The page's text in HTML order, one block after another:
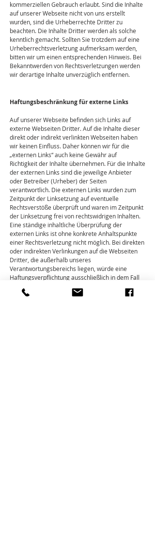
kommerziellen Gebrauch erlaubt. Sind die Inhalte
auf unserer Webseite nicht von uns erstellt
wurden, sind die Urheberrechte Dritter zu
beachten. Die Inhalte Dritter werden als solche
kenntlich gemacht. Sollten Sie trotzdem auf eine
Urheberrechtsverletzung aufmerksam werden,
bitten wir um einen entsprechenden Hinweis. Bei
Bekanntwerden von Rechtsverletzungen werden
wir derartige Inhalte unverzüglich entfernen.
Haftungsbeschränkung für externe Links
Auf unserer Webseite befinden sich Links auf
externe Webseiten Dritter. Auf die Inhalte dieser
direkt oder indirekt verlinkten Webseiten haben
wir keinen Einfluss. Daher können wir für die
„externen Links“ auch keine Gewähr auf
Richtigkeit der Inhalte übernehmen. Für die Inhalte
der externen Links sind die jeweilige Anbieter
oder Betreiber (Urheber) der Seiten
verantwortlich. Die externen Links wurden zum
Zeitpunkt der Linksetzung auf eventuelle
Rechtsverstöße überprüft und waren im Zeitpunkt
der Linksetzung frei von rechtswidrigen Inhalten.
Eine ständige inhaltliche Überprüfung der
externen Links ist ohne konkrete Anhaltspunkte
einer Rechtsverletzung nicht möglich. Bei direkten
oder indirekten Verlinkungen auf die Webseiten
Dritter, die außerhalb unseres
Verantwortungsbereichs liegen, würde eine
Haftungsverpflichtung ausschließlich in dem Fall
erlangen und es uns technisch möglich und